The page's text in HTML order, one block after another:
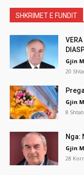
SHKRIMET E FUNDIT
Gjin
20
Gjin
8
Nga:
Gjin
28